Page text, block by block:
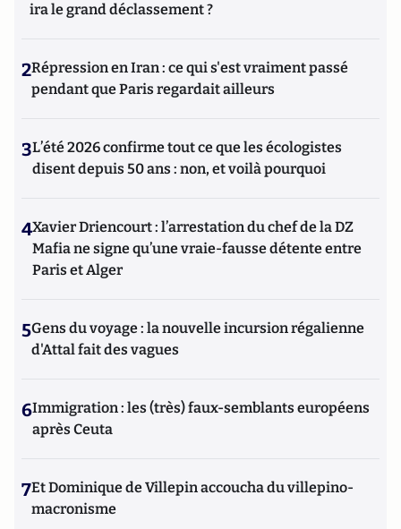
ira le grand déclassement ?
2Répression en Iran : ce qui s'est vraiment passé
pendant que Paris regardait ailleurs
3L’été 2026 confirme tout ce que les écologistes
disent depuis 50 ans : non, et voilà pourquoi
4Xavier Driencourt : l’arrestation du chef de la DZ
Mafia ne signe qu’une vraie-fausse détente entre
Paris et Alger
5Gens du voyage : la nouvelle incursion régalienne
d'Attal fait des vagues
6Immigration : les (très) faux-semblants européens
après Ceuta
7Et Dominique de Villepin accoucha du villepino-
macronisme